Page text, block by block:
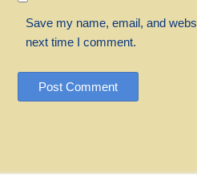
Save my name, email, and
next time I comment.